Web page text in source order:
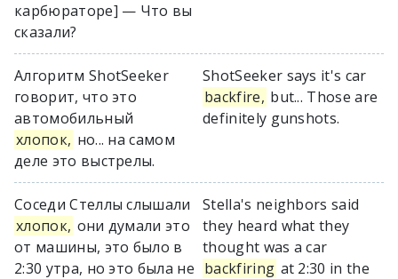
карбюраторе] — Что вы
сказали?
Алгоритм ShotSeeker
говорит, что это
автомобильный
хлопок, но... на самом
деле это выстрелы.
ShotSeeker says it's car
backfire, but... Those are
definitely gunshots.
Соседи Стеллы слышали
хлопок, они думали это
от машины, это было в
2:30 утра, но это была не
Stella's neighbors said
they heard what they
thought was a car
backfiring at 2:30 in the